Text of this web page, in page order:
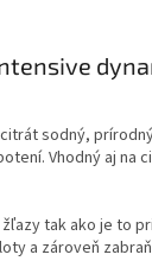
sodný,
Vhodný aj na
tak ako je to
a zároveň